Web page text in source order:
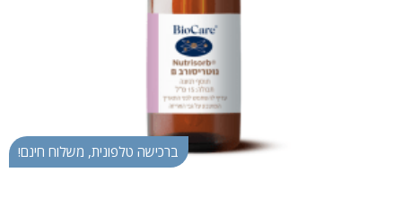
ברכישה טלפונית, משלוח חינם!